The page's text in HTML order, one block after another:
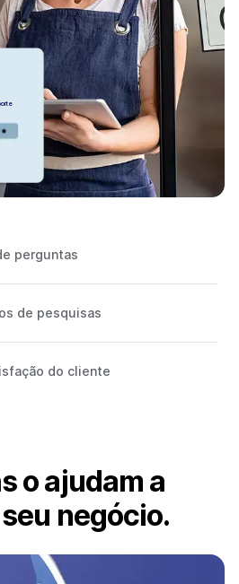
perguntas
de pesquisas
do cliente
o ajudam a
negócio.